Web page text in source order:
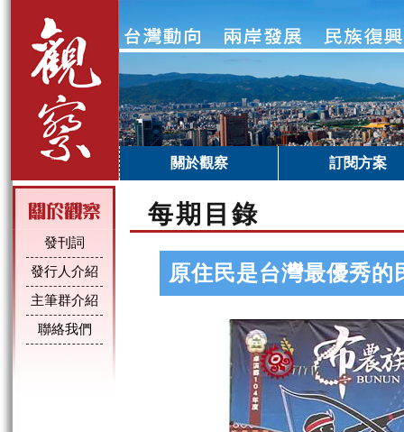
關於觀察 訂閱方案
發刊詞
發行人介紹
主筆群介紹
聯絡我們
每期目錄
原住民是台灣最優秀的